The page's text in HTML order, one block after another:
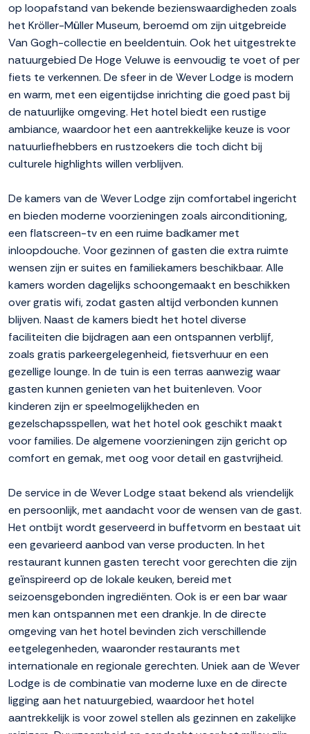
op loopafstand van bekende bezienswaardigheden zoals
het Kröller-Müller Museum, beroemd om zijn uitgebreide
Van Gogh-collectie en beeldentuin. Ook het uitgestrekte
natuurgebied De Hoge Veluwe is eenvoudig te voet of per
fiets te verkennen. De sfeer in de Wever Lodge is modern
en warm, met een eigentijdse inrichting die goed past bij
de natuurlijke omgeving. Het hotel biedt een rustige
ambiance, waardoor het een aantrekkelijke keuze is voor
natuurliefhebbers en rustzoekers die toch dicht bij
culturele highlights willen verblijven.
De kamers van de Wever Lodge zijn comfortabel ingericht
en bieden moderne voorzieningen zoals airconditioning,
een flatscreen-tv en een ruime badkamer met
inloopdouche. Voor gezinnen of gasten die extra ruimte
wensen zijn er suites en familiekamers beschikbaar. Alle
kamers worden dagelijks schoongemaakt en beschikken
over gratis wifi, zodat gasten altijd verbonden kunnen
blijven. Naast de kamers biedt het hotel diverse
faciliteiten die bijdragen aan een ontspannen verblijf,
zoals gratis parkeergelegenheid, fietsverhuur en een
gezellige lounge. In de tuin is een terras aanwezig waar
gasten kunnen genieten van het buitenleven. Voor
kinderen zijn er speelmogelijkheden en
gezelschapsspellen, wat het hotel ook geschikt maakt
voor families. De algemene voorzieningen zijn gericht op
comfort en gemak, met oog voor detail en gastvrijheid.
De service in de Wever Lodge staat bekend als vriendelijk
en persoonlijk, met aandacht voor de wensen van de gast.
Het ontbijt wordt geserveerd in buffetvorm en bestaat uit
een gevarieerd aanbod van verse producten. In het
restaurant kunnen gasten terecht voor gerechten die zijn
geïnspireerd op de lokale keuken, bereid met
seizoensgebonden ingrediënten. Ook is er een bar waar
men kan ontspannen met een drankje. In de directe
omgeving van het hotel bevinden zich verschillende
eetgelegenheden, waaronder restaurants met
internationale en regionale gerechten. Uniek aan de Wever
Lodge is de combinatie van moderne luxe en de directe
ligging aan het natuurgebied, waardoor het hotel
aantrekkelijk is voor zowel stellen als gezinnen en zakelijke